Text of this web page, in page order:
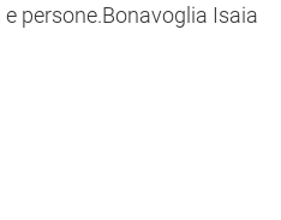
persone.Bonavoglia Isaia